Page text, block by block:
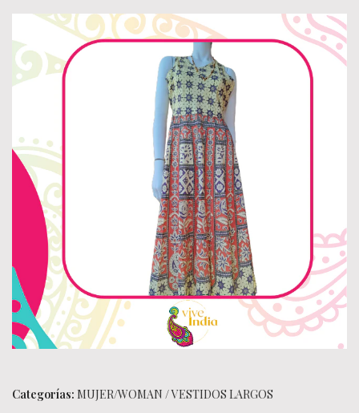
Categorías: MUJER/WOMAN /VESTIDOS LARGOS